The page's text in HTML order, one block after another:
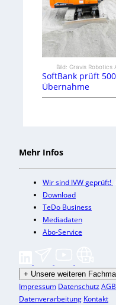
Bild: Gravis Robotics
SoftBank prüft
Übernahme
Mehr Infos
Wir sind IVW geprüft!
Download
TeDo Business
Mediadaten
Abo-Service
+ Unsere weiteren
Impressum DatenschutzAGB
Datenverarbeitung Kontakt